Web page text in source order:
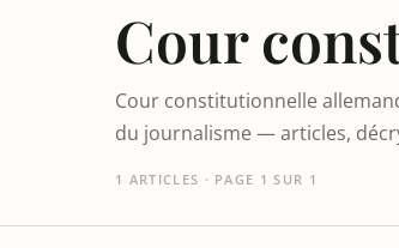
Cour
Cour constitutionnelle
du journalisme — articles,
1 ARTICLES · PAGE 1 SUR 1